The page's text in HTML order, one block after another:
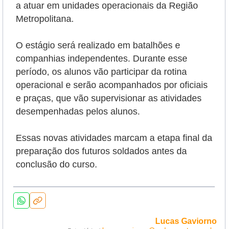
a atuar em unidades operacionais da Região
Metropolitana.
O estágio será realizado em batalhões e
companhias independentes. Durante esse
período, os alunos vão participar da rotina
operacional e serão acompanhados por oficiais
e praças, que vão supervisionar as atividades
desempenhadas pelos alunos.
Essas novas atividades marcam a etapa final da
preparação dos futuros soldados antes da
conclusão do curso.
Lucas Gaviorno